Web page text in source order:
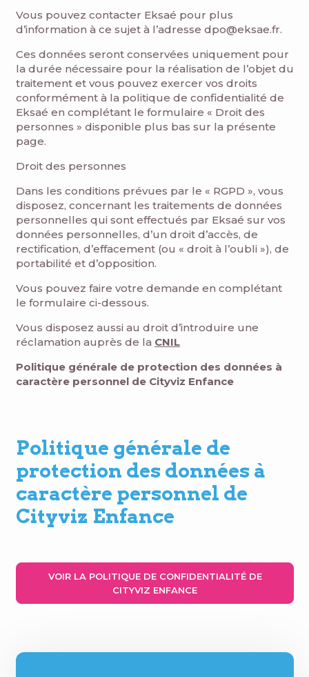
Vous pouvez contacter Eksaé pour plus
d’information à ce sujet à l’adresse dpo@eksae.fr.
Ces données seront conservées uniquement pour
la durée nécessaire pour la réalisation de l’objet du
traitement et vous pouvez exercer vos droits
conformément à la politique de confidentialité de
Eksaé en complétant le formulaire « Droit des
personnes » disponible plus bas sur la présente
page.
Droit des personnes
Dans les conditions prévues par le « RGPD », vous
disposez, concernant les traitements de données
personnelles qui sont effectués par Eksaé sur vos
données personnelles, d’un droit d’accès, de
rectification, d’effacement (ou « droit à l’oubli »), de
portabilité et d’opposition.
Vous pouvez faire votre demande en complétant
le formulaire ci-dessous.
Vous disposez aussi au droit d’introduire une
réclamation auprès de la CNIL
Politique générale de protection des données à
caractère personnel de Cityviz Enfance
Politique générale de
protection des données à
caractère personnel de
Cityviz Enfance
VOIR LA POLITIQUE DE CONFIDENTIALITÉ DE
CITYVIZ ENFANCE